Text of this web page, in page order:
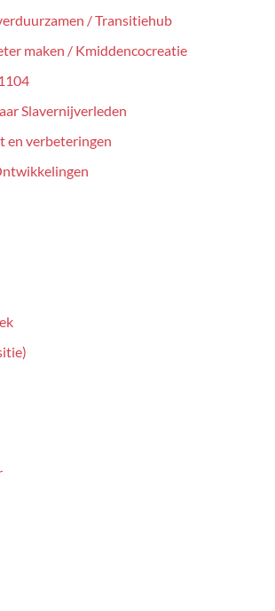
/ Transitiehub
maken / Kmiddencocreatie
Slavernijverleden
en verbeteringen